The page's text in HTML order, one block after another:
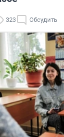
323 Обсудить